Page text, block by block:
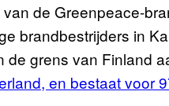
de Greenpeace-
brandbestrijders in
de grens van Finland
en bestaat voor